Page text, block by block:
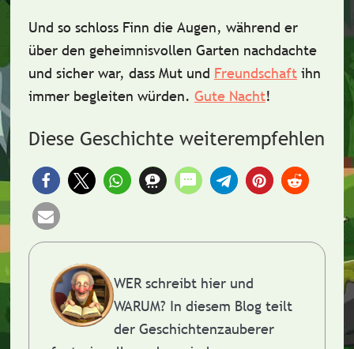
Und so schloss Finn die Augen, während er
über den geheimnisvollen Garten nachdachte
und sicher war, dass Mut und Freundschaftihn
immer begleiten würden. Gute Nacht!
Diese Geschichte weiterempfehlen
WER schreibt hier und
WARUM? In diesem Blog teilt
der Geschichtenzauberer